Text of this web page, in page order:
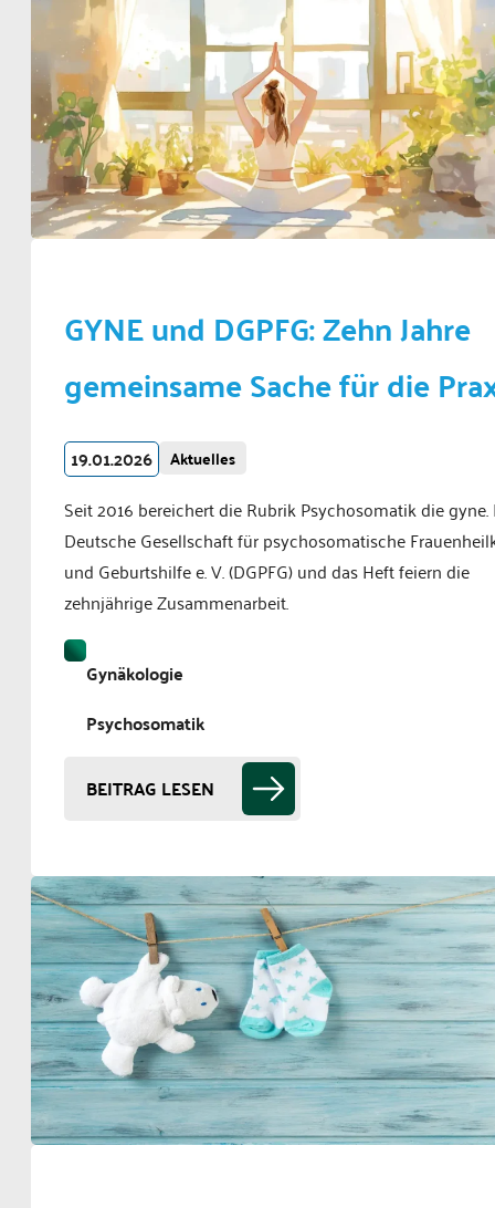
GYNE und DGPFG: Zehn Jahre
gemeinsame Sache für die
19.01.2026 Aktuelles
Seit 2016 bereichert die Rubrik Psychosomatik die gyne.
Deutsche Gesellschaft für psychosomatische
und Geburtshilfe e. V. (DGPFG) und das Heft feiern die
zehnjährige Zusammenarbeit.
Gynäkologie
Psychosomatik
BEITRAG LESEN